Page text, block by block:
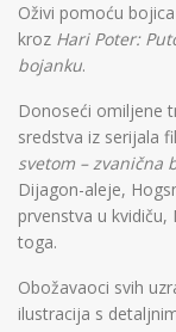
Oživi pomoću
kroz Hari Poter:
bojanku.
Donoseći omiljene
sredstva iz serijala
svetom – zvanična
Dijagon-aleje,
prvenstva u
toga.
Obožavaoci svih
ilustracija s